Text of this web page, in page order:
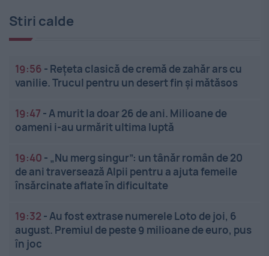
Stiri calde
19:56 - Rețeta clasică de cremă de zahăr ars cu
vanilie. Trucul pentru un desert fin și mătăsos
19:47 -A murit la doar 26 de ani. Milioane de
oameni i-au urmărit ultima luptă
19:40 - „Nu merg singur”: un tânăr român de 20
de ani traversează Alpii pentru a ajuta femeile
însărcinate aflate în dificultate
19:32 -Au fost extrase numerele Loto de joi, 6
august. Premiul de peste 9 milioane de euro, pus
în joc